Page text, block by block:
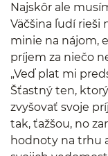
Najskôr ale
Väčšina ľudí rieši
minie na nájom,
príjem za niečo
„Veď plat mi
Šťastný ten,
zvyšovať svoje
tak, ťažšou, no
hodnoty na trhu